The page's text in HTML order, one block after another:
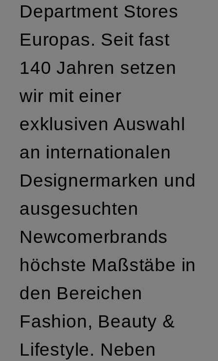
Department Stores
Europas. Seit fast
140 Jahren setzen
wir mit einer
exklusiven Auswahl
an internationalen
Designermarken und
ausgesuchten
Newcomerbrands
höchste Maßstäbe in
den Bereichen
Fashion, Beauty &
Lifestyle. Neben